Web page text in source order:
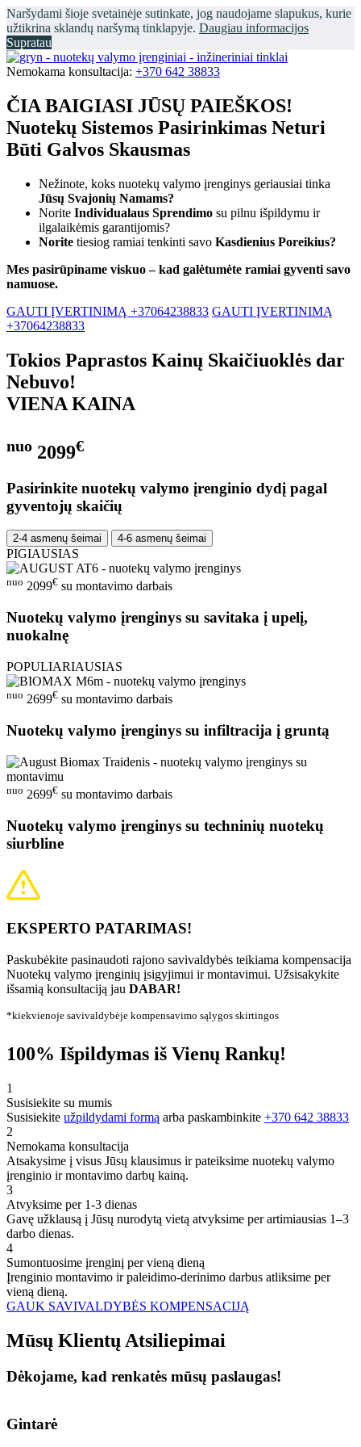
Naršydami šioje svetainėje sutinkate, jog naudojame slapukus, kurie
užtikrina sklandų naršymą tinklapyje. Daugiau informacijos
Supratau
Nemokama konsultacija: +370 642 38833
ČIA BAIGIASI JŪSŲ PAIEŠKOS!
Nuotekų Sistemos Pasirinkimas Neturi
Būti Galvos Skausmas
Nežinote, koks nuotekų valymo įrenginys geriausiai tinka
Jūsų Svajonių Namams?
Norite Individualaus Sprendimo su pilnu išpildymu ir
ilgalaikėmis garantijomis?
Norite tiesiog ramiai tenkinti savo Kasdienius Poreikius?
Mes pasirūpiname viskuo – kad galėtumėte ramiai gyventi savo
namuose.
GAUTI ĮVERTINIMĄ +37064238833 GAUTI ĮVERTINIMĄ
+37064238833
Tokios Paprastos Kainų Skaičiuoklės dar
Nebuvo!
VIENA KAINA
nuo 2099€
Pasirinkite nuotekų valymo įrenginio dydį pagal
gyventojų skaičių
2-4 asmenų šeimai 4-6 asmenų šeimai
PIGIAUSIAS
nuo 2099€ su montavimo darbais
Nuotekų valymo įrenginys su savitaka į upelį,
nuokalnę
POPULIARIAUSIAS
nuo 2699€ su montavimo darbais
Nuotekų valymo įrenginys su infiltracija į gruntą
nuo 2699€ su montavimo darbais
Nuotekų valymo įrenginys su techninių nuotekų
siurbline
EKSPERTO PATARIMAS!
Paskubėkite pasinaudoti rajono savivaldybės teikiama kompensacija
Nuotekų valymo įrenginių įsigyjimui ir montavimui. Užsisakykite
išsamią konsultaciją jau DABAR!
*kiekvienoje savivaldybėje kompensavimo sąlygos skirtingos
100% Išpildymas iš Vienų Rankų!
1
Susisiekite su mumis
Susisiekite užpildydami formą arba paskambinkite +370 642 38833
2
Nemokama konsultacija
Atsakysime į visus Jūsų klausimus ir pateiksime nuotekų valymo
įrenginio ir montavimo darbų kainą.
3
Atvyksime per 1-3 dienas
Gavę užklausą į Jūsų nurodytą vietą atvyksime per artimiausias 1–3
darbo dienas.
4
Sumontuosime įrenginį per vieną dieną
Įrenginio montavimo ir paleidimo-derinimo darbus atliksime per
vieną dieną.
GAUK SAVIVALDYBĖS KOMPENSACIJĄ
Mūsų Klientų Atsiliepimai
Dėkojame, kad renkatės mūsų paslaugas!
Gintarė